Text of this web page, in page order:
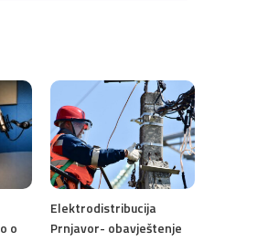
o
Elektrodistribucija
Prnjavor- obavještenje